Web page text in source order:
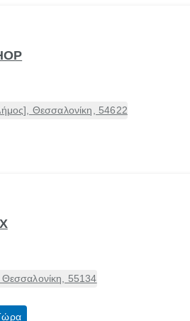
Θεσσαλονίκη, 54622
55134